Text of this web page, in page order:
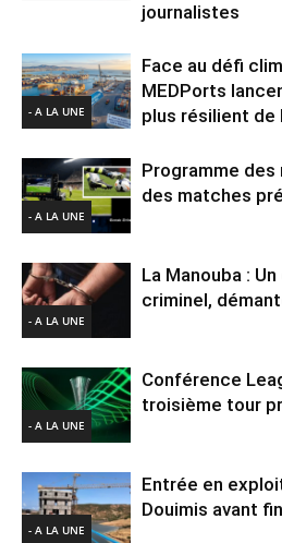
journalistes
- A LA UNE
Face au défi
MEDPorts
plus résilient de
- A LA UNE
Programme
des matches
- A LA UNE
La Manouba :
criminel,
- A LA UNE
Conférence
troisième tour
- A LA UNE
Entrée en
Douimis avant